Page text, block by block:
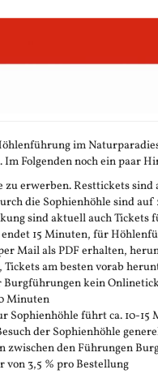
im
Folgenden noch ein paar
erwerben. Resttickets
die Sophienhöhle sind
sind aktuell auch Tickets
15 Minuten, für
Mail als PDF erhalten,
am besten vorab
Burgführungen kein
Minuten
Sophienhöhle führt ca. 10-
der Sophienhöhle
zwischen den Führungen
von 3,5 % pro Bestellung